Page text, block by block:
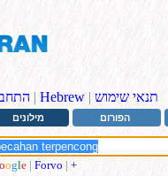
| Hebrew | תנאי שימוש
מילונים הפורום
oogle | Forvo | +